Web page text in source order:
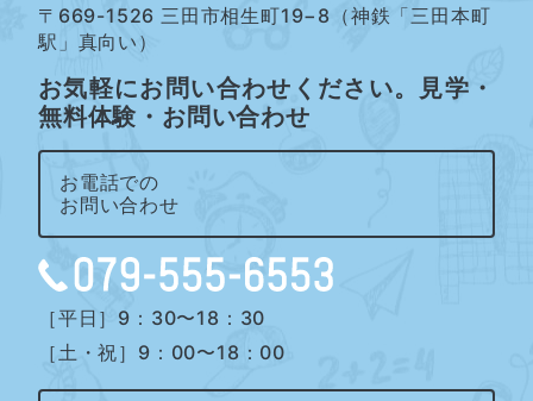
〒669-1526 三田市相生町19−8（神鉄「三田本町
駅」真向い）
お気軽にお問い合わせください。見学・
無料体験・お問い合わせ
お電話での
お問い合わせ
［平日］9：30〜18：30
［土・祝］9：00〜18：00